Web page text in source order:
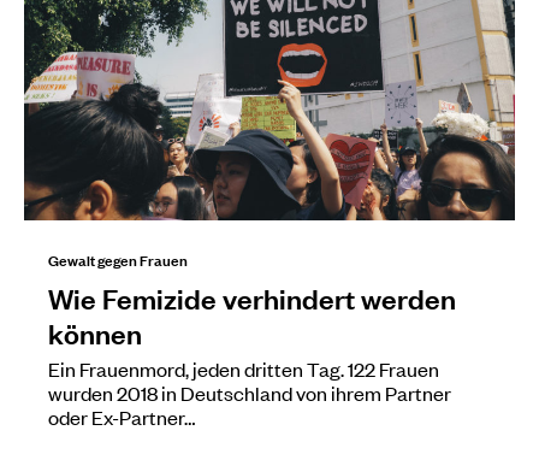
Gewalt gegen Frauen
Wie Femizide verhindert werden
können
Ein Frauenmord, jeden dritten Tag. 122 Frauen
wurden 2018 in Deutschland von ihrem Partner
oder Ex-Partner…